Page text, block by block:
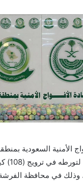
الأمنية السعودية
القبض
وذلك في محافظة